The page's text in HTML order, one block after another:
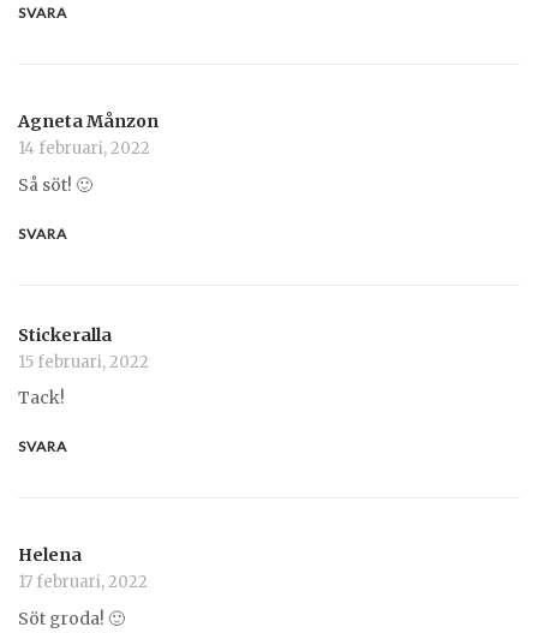
SVARA
Agneta Månzon
14 februari, 2022
Så söt! 🙂
SVARA
Stickeralla
15 februari, 2022
Tack!
SVARA
Helena
17 februari, 2022
Söt groda! 🙂